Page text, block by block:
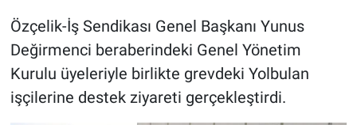
Özçelik-İş Sendikası Genel Başkanı Yunus
Değirmenci beraberindeki Genel Yönetim
Kurulu üyeleriyle birlikte grevdeki Yolbulan
işçilerine destek ziyareti gerçekleştirdi.